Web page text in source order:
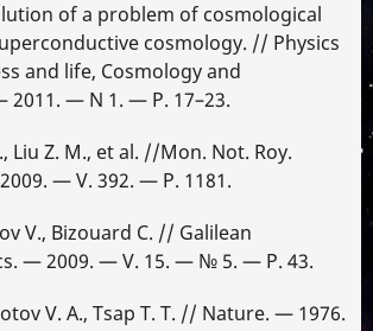
of a problem of cosmological
cosmology. // Physics
and life, Cosmology and
2011. — N 1. — P. 17–23.
Liu Z. M., et al. //Mon. Not. Roy.
— V. 392. — P. 1181.
V., Bizouard C. // Galilean
— 2009. — V. 15. — № 5. — P. 43.
V. A., Tsap T. T. // Nature. — 1976.